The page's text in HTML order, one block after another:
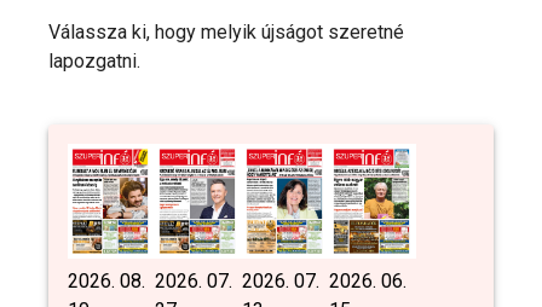
Válassza ki, hogy melyik újságot szeretné
lapozgatni.
2026. 08. 2026. 07. 2026. 07. 2026. 06.